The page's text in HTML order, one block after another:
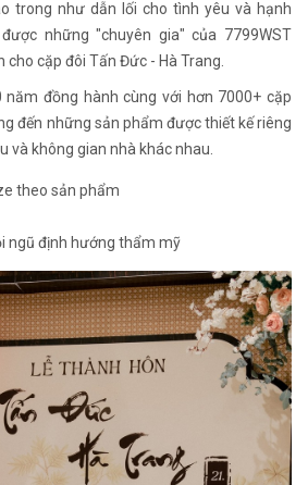
trong như dẫn lối cho tình yêu và hạnh
những "chuyên gia" của 7799WST
cặp đôi Tấn Đức - Hà Trang.
năm đồng hành cùng với hơn 7000+ cặp
đến những sản phẩm được thiết kế riêng
và không gian nhà khác nhau.
theo sản phẩm
ngũ định hướng thẩm mỹ